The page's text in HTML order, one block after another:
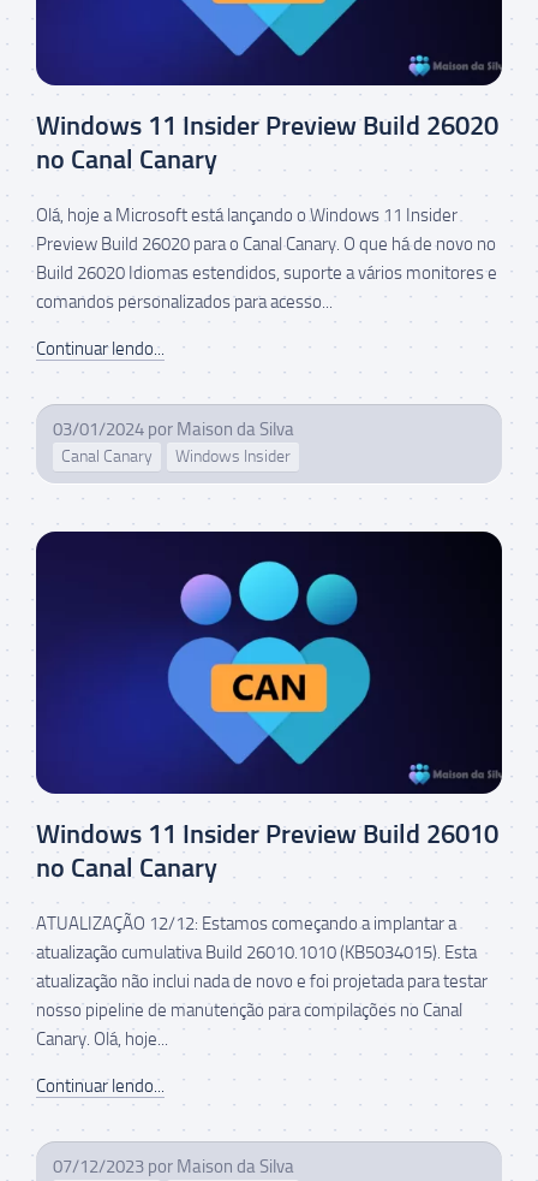
Windows 11 Insider Preview Build 26020
no Canal Canary
Olá, hoje a Microsoft está lançando o Windows 11 Insider
Preview Build 26020 para o Canal Canary. O que há de novo no
Build 26020 Idiomas estendidos, suporte a vários monitores e
comandos personalizados para acesso...
Continuar lendo...
03/01/2024 por Maison da Silva
Canal Canary Windows Insider
Windows 11 Insider Preview Build 26010
no Canal Canary
ATUALIZAÇÃO 12/12: Estamos começando a implantar a
atualização cumulativa Build 26010.1010 (KB5034015). Esta
atualização não inclui nada de novo e foi projetada para testar
nosso pipeline de manutenção para compilações no Canal
Canary. Olá, hoje...
Continuar lendo...
07/12/2023 por Maison da Silva